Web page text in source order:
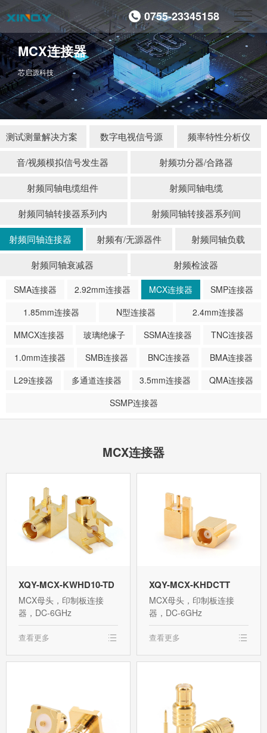
0755-23345158
MCX连接器
芯启源科技
测试测量解决方案 数字电视信号源 频率特性分析仪
音/视频模拟信号发生器 射频功分器/合路器
射频同轴电缆组件 射频同轴电缆
射频同轴转接器系列内 射频同轴转接器系列间
射频同轴连接器 射频有/无源器件 射频同轴负载
射频同轴衰减器 射频检波器
SMA连接器 2.92mm连接器 MCX连接器
SMP连接器
1.85mm连接器
N型连接器
2.4mm连接器
MMCX连接器
玻璃绝缘子 SSMA连接器
TNC连接器
1.0mm连接器
SMB连接器 BNC连接器
BMA连接器
L29连接器
多通道连接器 3.5mm连接器
QMA连接器
SSMP连接器
MCX连接器
XQY-MCX-KWHD10-TD
MCX母头，印制板连接
器，DC-6GHz
查看更多
XQY-MCX-KHDCTT
MCX母头，印制板连接
器，DC-6GHz
查看更多